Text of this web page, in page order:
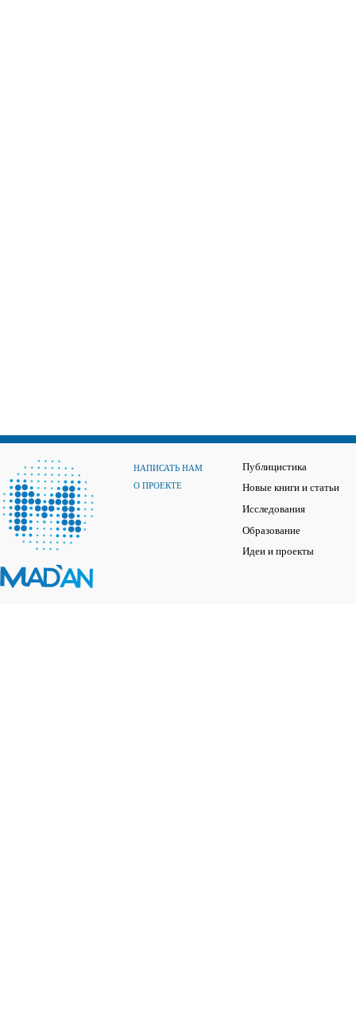
НАПИСАТЬ НАМ
О ПРОЕКТЕ
Публицистика
Новые книги и статьи
Исследования
Образование
Идеи и проекты